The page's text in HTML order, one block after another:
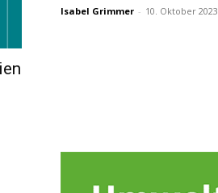
Isabel Grimmer - 10. Oktober 2023